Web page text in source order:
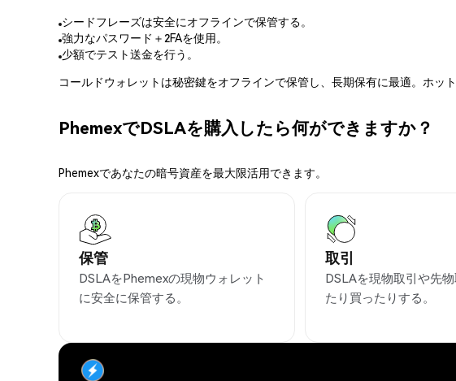
シードフレーズは安全にオフラインで保管する。
強力なパスワード＋2FAを使用。
少額でテスト送金を行う。
コールドウォレットは秘密鍵をオフラインで保管し、長期保有に最適。ホッ
PhemexでDSLAを購入したら何ができますか？
Phemexであなたの暗号資産を最大限活用できます。
保管
DSLAをPhemexの現物ウォレット
に安全に保管する。
取引
DSLAを現物取引や先
たり買ったりする。